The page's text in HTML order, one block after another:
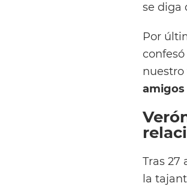
se diga
Por
nuestro
amigos
Tras 27
la